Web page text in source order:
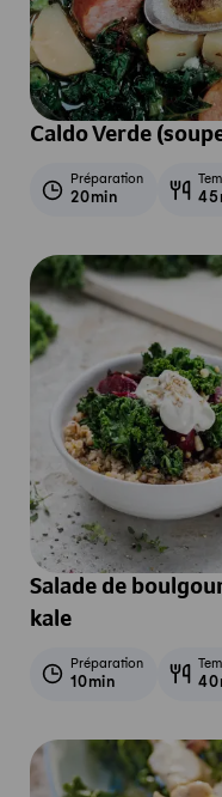
Caldo Verde
Préparation
20min
Salade de
kale
Préparation
10min